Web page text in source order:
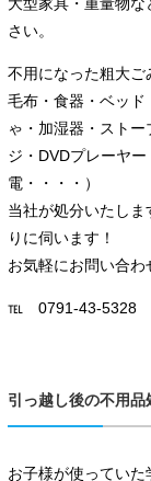
さい。
不用になった粗大ご
毛布・食器・ベッ
ゃ・加湿器・スト
ジ・DVDプレーヤ
電・・・・）
当社が処分いたし
りに伺います！
お気軽にお問い合わ
℡ 0791-43-5328
引っ越し後の不用品
お子様が使ってい